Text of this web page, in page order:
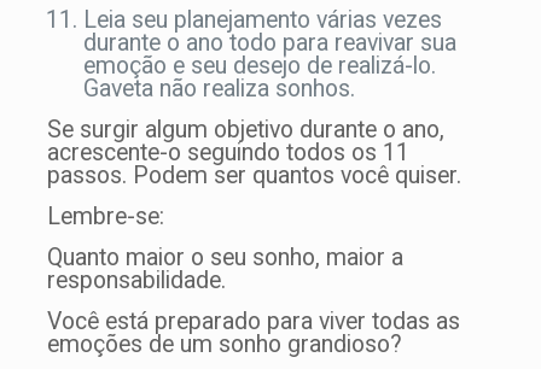
Leia seu planejamento várias vezes
durante o ano todo para reavivar sua
emoção e seu desejo de realizá-lo.
Gaveta não realiza sonhos.
Se surgir algum objetivo durante o ano,
acrescente-o seguindo todos os 11
passos. Podem ser quantos você quiser.
Lembre-se:
Quanto maior o seu sonho, maior a
responsabilidade.
Você está preparado para viver todas as
emoções de um sonho grandioso?